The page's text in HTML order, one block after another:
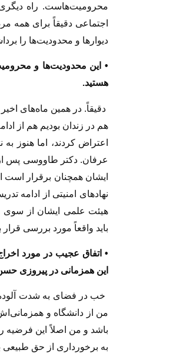
محرومیت‌هاست. راه دیگری
اجتماعی دقیقاً برای همه
دیوارها و محدودیت‌ها را
• این محدودیت‌ها و
هستید.
دقیقاً. در همین ماه‌های
هم در زندان بودیم هم از
اعتراض کردند، اما هنوز
ایشان همچنان برقرار است
نهادهای امنیتی از ادامه
هیئت علمی ایشان از
باید واقعاً مورد بررسی قرار
• اتفاق عجیب در مورد
این همزمانی در پیروزی
خب در فضای به شدت
من از دانشگاه و
باشد و من اصلاً این فرضیه
به برخورداری از حق